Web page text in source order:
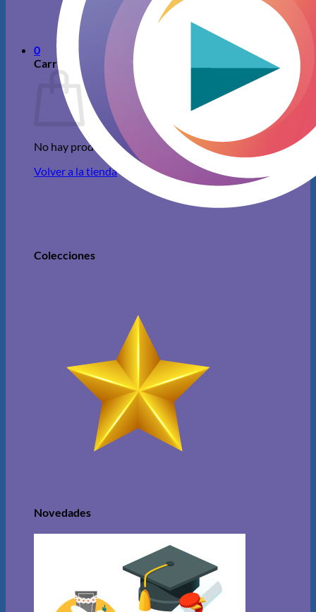
Volver a la tienda
0
Carrito
No hay productos en el carrito.
Volver a la tienda
Colecciones
Novedades